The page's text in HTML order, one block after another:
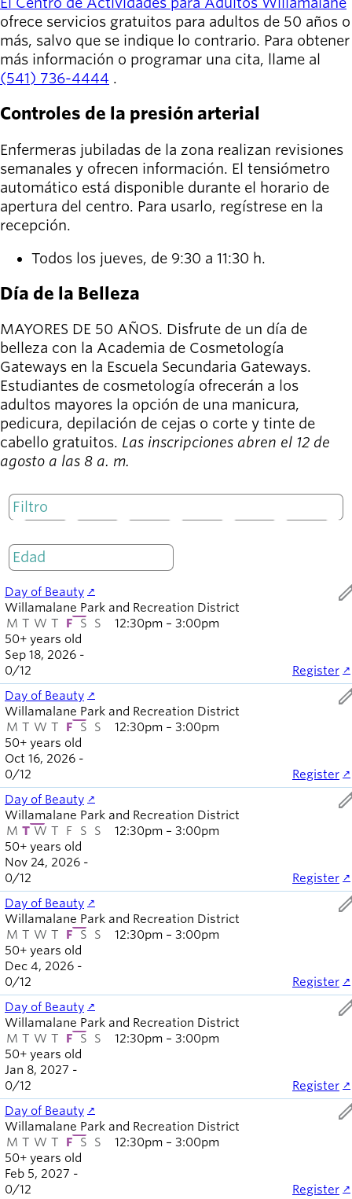
Explora las formas
de participar
newsmode
Últimas
noticias
desde
menu_book Guía de
recreación
Su tienda integral
account_circle
Inicia sesión
cuenta.
help Contacta
con
Willamalane
Secondary
navigation
Board of
Directors
About the
Find a job
Exercise
Pool
schedule
Court
schedules
ofrece servicios gratuitos para adultos de 50 años o
más, salvo que se indique lo contrario. Para obtener
más información o programar una cita, llame al
(541) 736-4444 .
Controles de la presión arterial
Enfermeras jubiladas de la zona realizan revisiones
semanales y ofrecen información. El tensiómetro
automático está disponible durante el horario de
apertura del centro. Para usarlo, regístrese en la
recepción.
Todos los jueves, de 9:30 a 11:30 h.
Día de la Belleza
MAYORES DE 50 AÑOS. Disfrute de un día de
belleza con la Academia de Cosmetología
Gateways en la Escuela Secundaria Gateways.
Estudiantes de cosmetología ofrecerán a los
adultos mayores la opción de una manicura,
pedicura, depilación de cejas o corte y tinte de
cabello gratuitos. Las inscripciones abren el 12 de
agosto a las 8 a. m.
Day of Beauty
50+ years old
Willamalane Park and Recreation District
M T W T F S S
Sep 18, 2026 -
12:30pm – 3:00pm
0/12 Register
Day of Beauty
50+ years old
Willamalane Park and Recreation District
M T W T F S S
Oct 16, 2026 -
12:30pm – 3:00pm
0/12 Register
Day of Beauty
50+ years old
Willamalane Park and Recreation District
M T W T F S S
Nov 24, 2026 -
12:30pm – 3:00pm
0/12 Register
Day of Beauty
50+ years old
Willamalane Park and Recreation District
M T W T F S S
Dec 4, 2026 -
12:30pm – 3:00pm
0/12 Register
Day of Beauty
50+ years old
Willamalane Park and Recreation District
M T W T F S S
Jan 8, 2027 -
12:30pm – 3:00pm
0/12 Register
Day of Beauty
50+ years old
Willamalane Park and Recreation District
M T W T F S S
Feb 5, 2027 -
12:30pm – 3:00pm
0/12 Register